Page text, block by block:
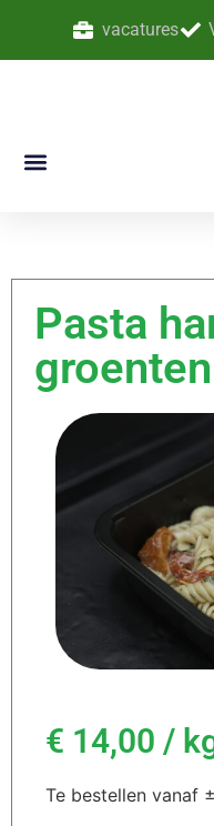
vacatures
Pasta
groenten
€ 14,00 /
Te bestellen vanaf